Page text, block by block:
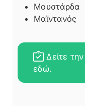
Μουστάρδα
Μαϊντανός
Δείτε
εδώ.